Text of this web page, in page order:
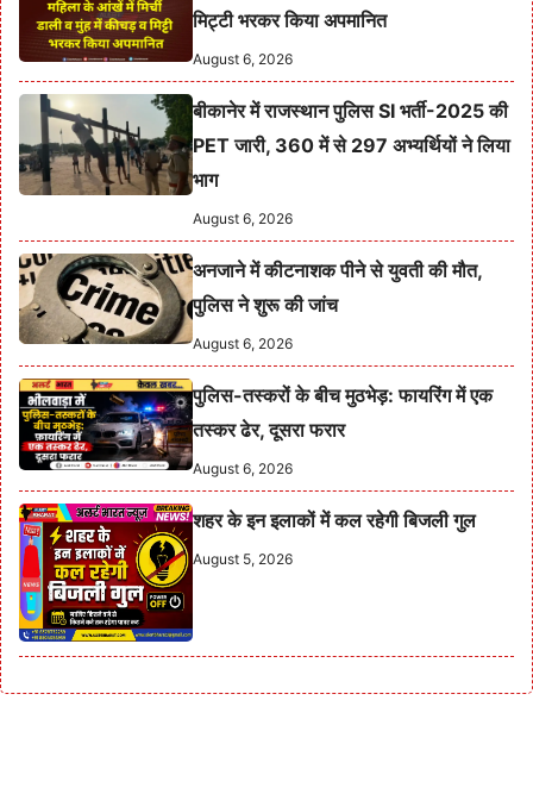
मिट्टी भरकर किया अपमानित
August 6, 2026
बीकानेर में राजस्थान पुलिस SI भर्ती-2025 की
PET जारी, 360 में से 297 अभ्यर्थियों ने लिया
भाग
August 6, 2026
अनजाने में कीटनाशक पीने से युवती की मौत,
पुलिस ने शुरू की जांच
August 6, 2026
पुलिस-तस्करों के बीच मुठभेड़: फायरिंग में एक
तस्कर ढेर, दूसरा फरार
August 6, 2026
शहर के इन इलाकों में कल रहेगी बिजली गुल
August 5, 2026